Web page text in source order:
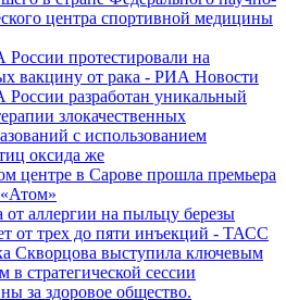
центра спортивной медицины
протестировали на
вакцину от рака - РИА Новости
разработан уникальный
злокачественных
с использованием
оксида же
центре в Сарове прошла премьера
от аллергии на пыльцу березы
от трех до пяти инъекций - ТАСС
Скворцова выступила ключевым
в стратегической сессии
за здоровое общество.